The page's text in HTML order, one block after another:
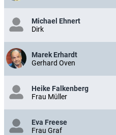
Michael Ehnert
Dirk
Marek Erhardt
Gerhard Oven
Heike Falkenberg
Frau Müller
Eva Freese
Frau Graf